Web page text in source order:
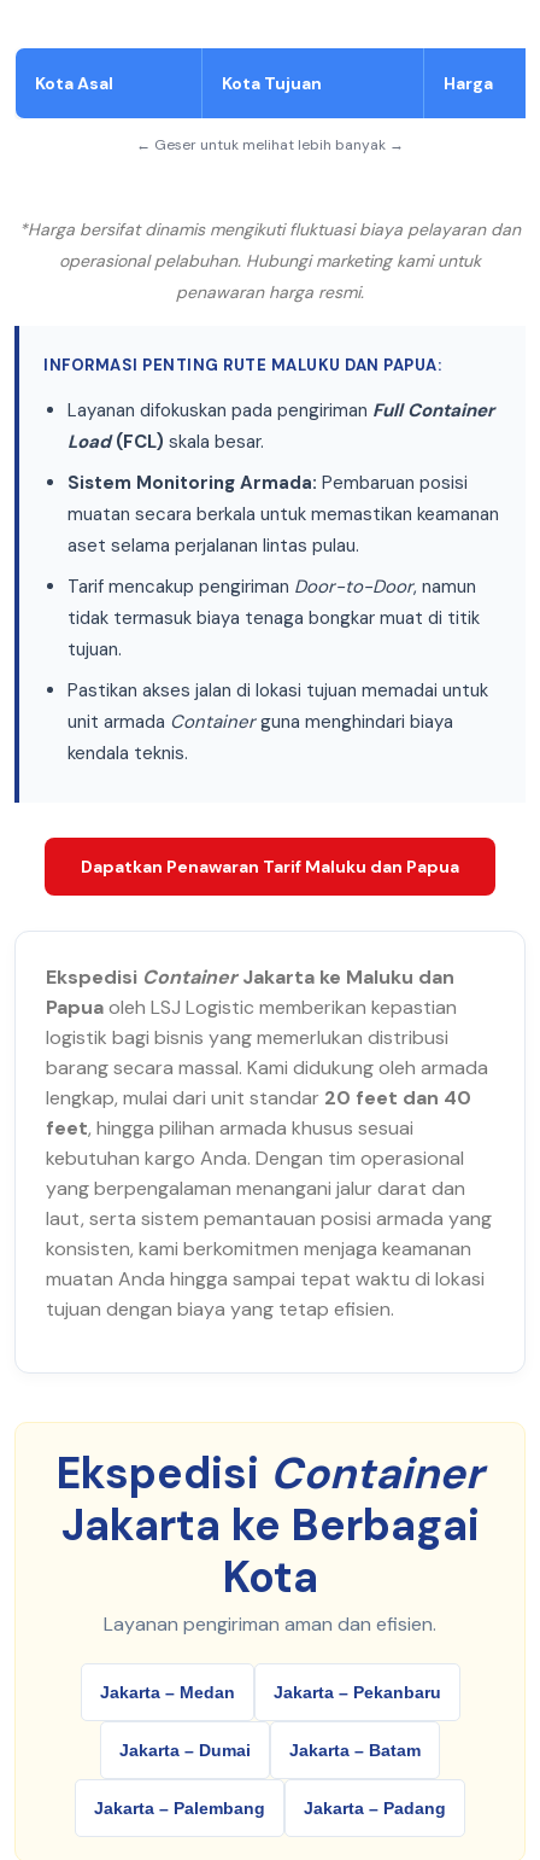
Kota Asal Kota Tujuan Harga
← Geser untuk melihat lebih banyak →
*Harga bersifat dinamis mengikuti fluktuasi biaya pelayaran dan
operasional pelabuhan. Hubungi marketing kami untuk
penawaran harga resmi.
INFORMASI PENTING RUTE MALUKU DAN PAPUA:
Layanan difokuskan pada pengiriman Full Container
Load(FCL) skala besar.
Sistem Monitoring Armada: Pembaruan posisi
muatan secara berkala untuk memastikan keamanan
aset selama perjalanan lintas pulau.
Tarif mencakup pengiriman Door-to-Door, namun
tidak termasuk biaya tenaga bongkar muat di titik
tujuan.
Pastikan akses jalan di lokasi tujuan memadai untuk
unit armada Containerguna menghindari biaya
kendala teknis.
Dapatkan Penawaran Tarif Maluku dan Papua
Ekspedisi ContainerJakarta ke Maluku dan
Papuaoleh LSJ Logistic memberikan kepastian
logistik bagi bisnis yang memerlukan distribusi
barang secara massal. Kami didukung oleh armada
lengkap, mulai dari unit standar 20 feet dan 40
feet, hingga pilihan armada khusus sesuai
kebutuhan kargo Anda. Dengan tim operasional
yang berpengalaman menangani jalur darat dan
laut, serta sistem pemantauan posisi armada yang
konsisten, kami berkomitmen menjaga keamanan
muatan Anda hingga sampai tepat waktu di lokasi
tujuan dengan biaya yang tetap efisien.
Ekspedisi Container
Jakarta ke Berbagai
Kota
Layanan pengiriman aman dan efisien.
Jakarta – Medan Jakarta – Pekanbaru
Jakarta – Dumai Jakarta – Batam
Jakarta – Palembang Jakarta – Padang